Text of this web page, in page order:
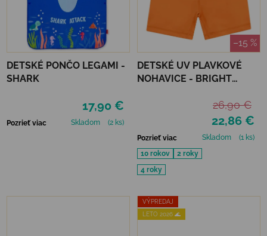
DETSKÉ PONČO LEGAMI -
SHARK
17,90 €
Pozrieť viac Skladom (2 ks)
–15 %
DETSKÉ UV PLAVKOVÉ
NOHAVICE - BRIGHT
22,86 €
26,90 €
Pozrieť viac Skladom
(1 ks)
10 rokov
2 roky
4 roky
VÝPREDAJ
LETO 2026 🌊